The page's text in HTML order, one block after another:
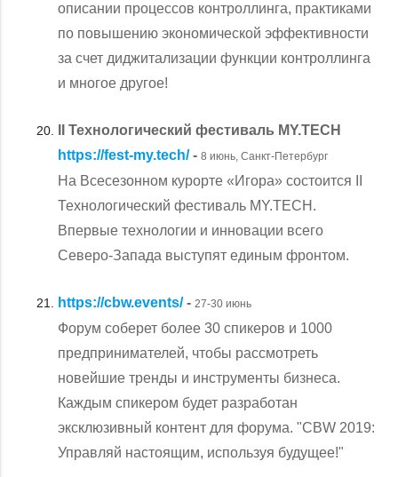
описании процессов контроллинга, практиками
по повышению экономической эффективности
за счет диджитализации функции контроллинга
и многое другое!
II Технологический фестиваль MY.TECH
https://fest-my.tech/- 8 июнь, Санкт-Петербург
На Всесезонном курорте «Игора» состоится II
Технологический фестиваль MY.TECH.
Впервые технологии и инновации всего
Северо-Запада выступят единым фронтом.
https://cbw.events/- 27-30 июнь
Форум соберет более 30 спикеров и 1000
предпринимателей, чтобы рассмотреть
новейшие тренды и инструменты бизнеса.
Каждым спикером будет разработан
эксклюзивный контент для форума. "CBW 2019:
Управляй настоящим, используя будущее!"